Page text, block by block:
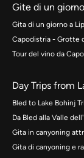
Gite di un
Gita di un giorno a
Capodistria - Grotte
Tour del vino da
Day Trips from
Bled to Lake Bohinj
Da Bled alla Valle
Gita in canyoning
Gita di canyoning e